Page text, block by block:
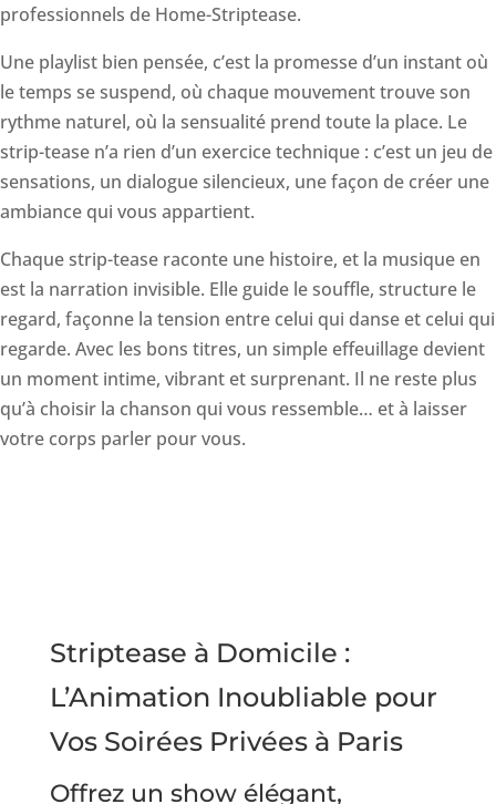
professionnels de Home-Striptease.
Une playlist bien pensée, c’est la promesse d’un instant où
le temps se suspend, où chaque mouvement trouve son
rythme naturel, où la sensualité prend toute la place. Le
strip-tease n’a rien d’un exercice technique : c’est un jeu de
sensations, un dialogue silencieux, une façon de créer une
ambiance qui vous appartient.
Chaque strip-tease raconte une histoire, et la musique en
est la narration invisible. Elle guide le souffle, structure le
regard, façonne la tension entre celui qui danse et celui qui
regarde. Avec les bons titres, un simple effeuillage devient
un moment intime, vibrant et surprenant. Il ne reste plus
qu’à choisir la chanson qui vous ressemble… et à laisser
votre corps parler pour vous.
Striptease à Domicile :
L’Animation Inoubliable pour
Vos Soirées Privées à Paris
Offrez un show élégant,